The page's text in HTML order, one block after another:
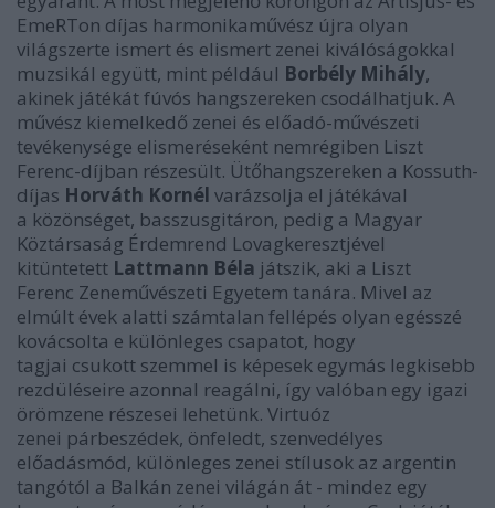
EmeRTon díjas harmonikaművész újra olyan
világszerte ismert és elismert zenei kiválóságokkal
muzsikál együtt, mint például Borbély Mihály,
akinek játékát fúvós hangszereken csodálhatjuk. A
művész kiemelkedő zenei és előadó-művészeti
tevékenysége elismeréseként nemrégiben Liszt
Ferenc-díjban részesült. Ütőhangszereken a Kossuth-
díjas Horváth Kornél varázsolja el játékával
a közönséget, basszusgitáron, pedig a Magyar
Köztársaság Érdemrend Lovagkeresztjével
kitüntetett Lattmann Béla játszik, aki a Liszt
Ferenc Zeneművészeti Egyetem tanára. Mivel az
elmúlt évek alatti számtalan fellépés olyan egésszé
kovácsolta e különleges csapatot, hogy
tagjai csukott szemmel is képesek egymás legkisebb
rezdüléseire azonnal reagálni, így valóban egy igazi
örömzene részesei lehetünk. Virtuóz
zenei párbeszédek, önfeledt, szenvedélyes
előadásmód, különleges zenei stílusok az argentin
tangótól a Balkán zenei világán át - mindez egy